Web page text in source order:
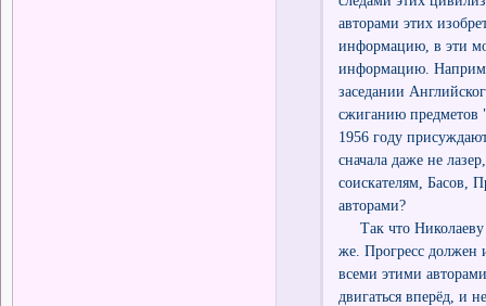
авторами этих
информацию, в эти
информацию.
заседании
сжиганию предметов
1956 году
сначала даже не
соискателям, Басов,
авторами?
Так что Николаеву
же. Прогресс должен
всеми этими
двигаться вперёд, и